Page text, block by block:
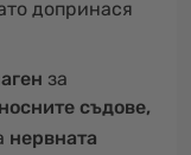
допринася
за
съдове,
нервната